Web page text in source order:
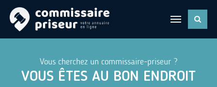
Vous cherchez un commissaire-priseur ?
VOUS ÊTES AU BON ENDROIT